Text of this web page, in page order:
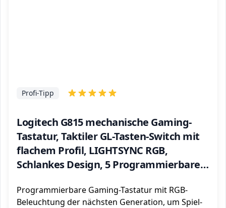
Logitech G815 mechanische Gaming-
Tastatur, Taktiler GL-Tasten-Switch mit
flachem Profil, LIGHTSYNC RGB,
Schlankes Design, 5 Programmierbare
Deutsches QWERTZ-Layout
Profi-Tipp
Programmierbare Gaming-Tastatur mit RGB-
Beleuchtung der nächsten Generation, um Spiel-